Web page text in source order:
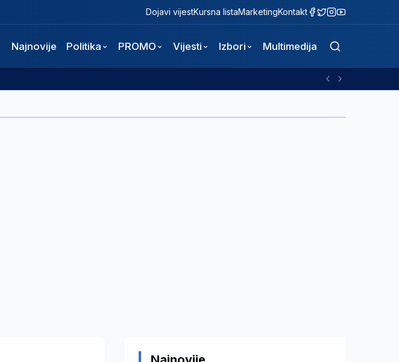
Dojavi vijestKursna listaMarketingKontakt
Najnovije Politika PROMO Vijesti Izbori Multimedija